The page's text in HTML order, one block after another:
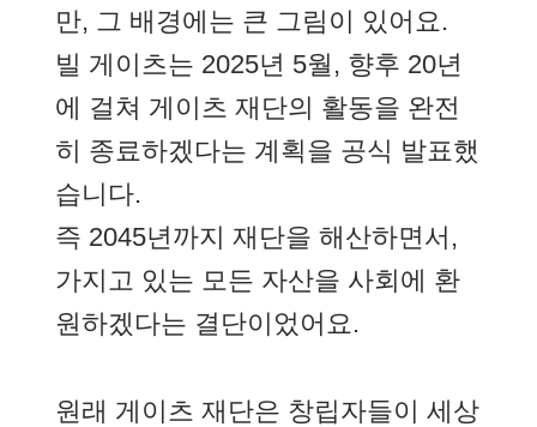
만, 그 배경에는 큰 그림이 있어요.
빌 게이츠는 2025년 5월, 향후 20년
에 걸쳐 게이츠 재단의 활동을 완전
히 종료하겠다는 계획을 공식 발표했
습니다.
즉 2045년까지 재단을 해산하면서,
가지고 있는 모든 자산을 사회에 환
원하겠다는 결단이었어요.
원래 게이츠 재단은 창립자들이 세상